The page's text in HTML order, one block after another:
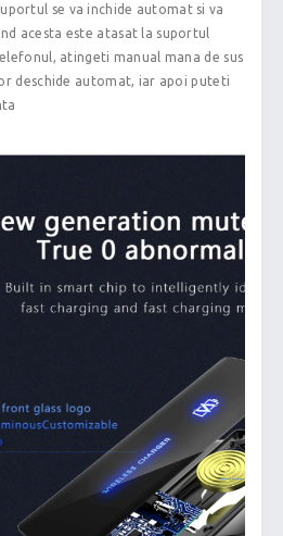
se va inchide automat si va
acesta este atasat la suportul
atingeti manual mana de sus
deschide automat, iar apoi puteti